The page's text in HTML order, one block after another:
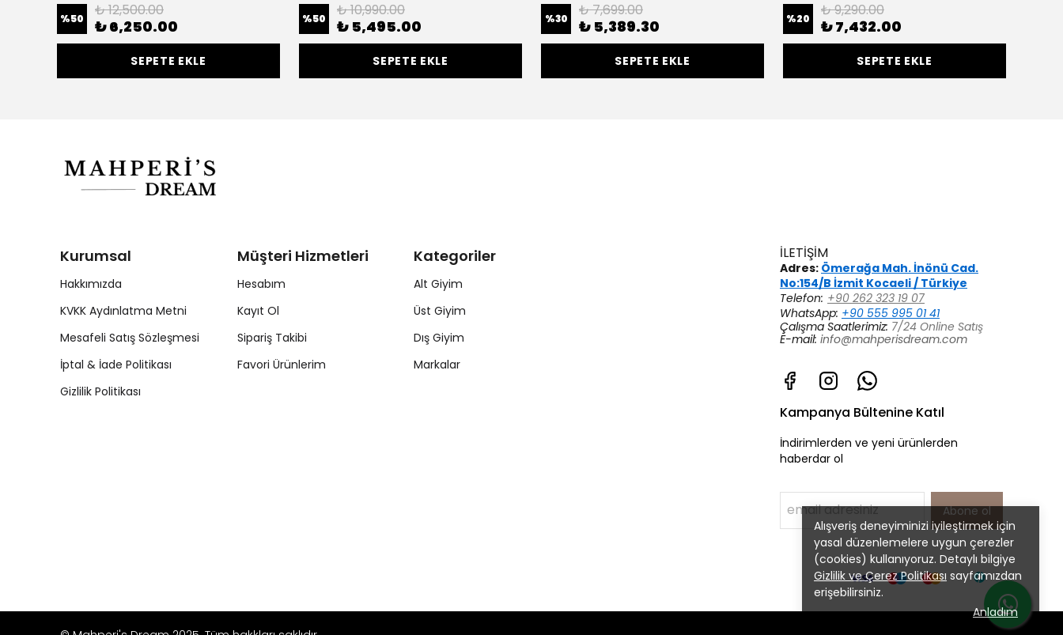
Alışveriş deneyiminizi iyileştirmek için
yasal düzenlemelere uygun çerezler
(cookies) kullanıyoruz. Detaylı bilgiye
Gizlilik ve Çerez Politikası sayfamızdan
erişebilirsiniz.
Anladım
%50 ₺ 12,500.00
₺ 6,250.00
SEPETE EKLE
%50 ₺ 10,990.00
₺ 5,495.00
SEPETE EKLE
%30 ₺ 7,699.00
₺ 5,389.30
SEPETE EKLE
%20 ₺ 9,290.00
₺ 7,432.00
SEPETE EKLE
Kurumsal
Hakkımızda
KVKK Aydınlatma Metni
Mesafeli Satış Sözleşmesi
İptal & İade Politikası
Gizlilik Politikası
Müşteri Hizmetleri
Hesabım
Kayıt Ol
Sipariş Takibi
Favori Ürünlerim
Kategoriler
Alt Giyim
Üst Giyim
Dış Giyim
Markalar
İLETİŞİM
Adres: Ömerağa Mah. İnönü Cad.
No:154/B İzmit Kocaeli / Türkiye
Telefon: +90 262 323 19 07
WhatsApp: +90 555 995 01 41
Çalışma Saatlerimiz: 7/24 Online Satış
E-mail: info@mahperisdream.com
Kampanya Bültenine Katıl
İndirimlerden ve yeni ürünlerden
haberdar ol
Abone ol